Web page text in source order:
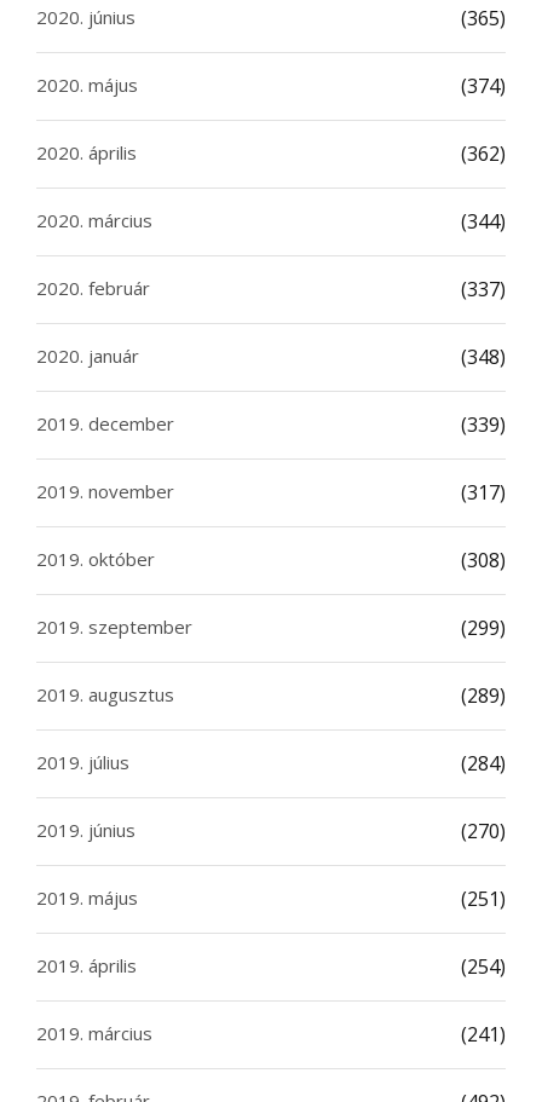
2020. június (365)
2020. május (374)
2020. április (362)
2020. március (344)
2020. február (337)
2020. január (348)
2019. december (339)
2019. november (317)
2019. október (308)
2019. szeptember (299)
2019. augusztus (289)
2019. július (284)
2019. június (270)
2019. május (251)
2019. április (254)
2019. március (241)